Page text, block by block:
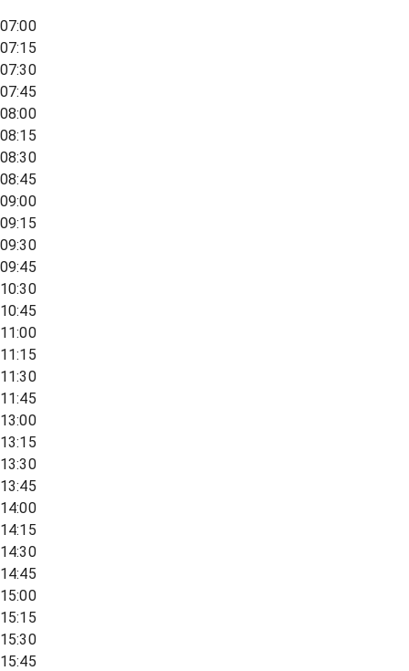
07:00
07:15
07:30
07:45
08:00
08:15
08:30
08:45
09:00
09:15
09:30
09:45
10:30
10:45
11:00
11:15
11:30
11:45
13:00
13:15
13:30
13:45
14:00
14:15
14:30
14:45
15:00
15:15
15:30
15:45